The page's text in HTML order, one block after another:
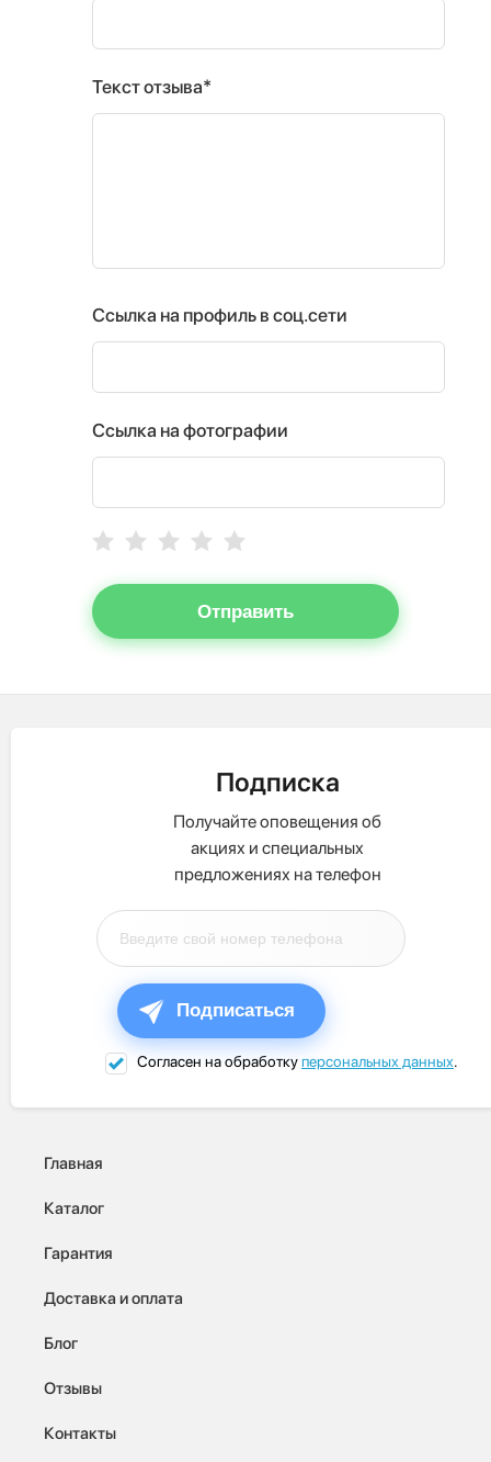
Текст отзыва*
Ссылка на профиль в соц.сети
Ссылка на фотографии
Отправить
Подписка
Получайте оповещения об
акциях и специальных
предложениях на телефон
Подписаться
Согласен на обработкуперсональных данных.
Главная
Каталог
Гарантия
Доставка и оплата
Блог
Отзывы
Контакты